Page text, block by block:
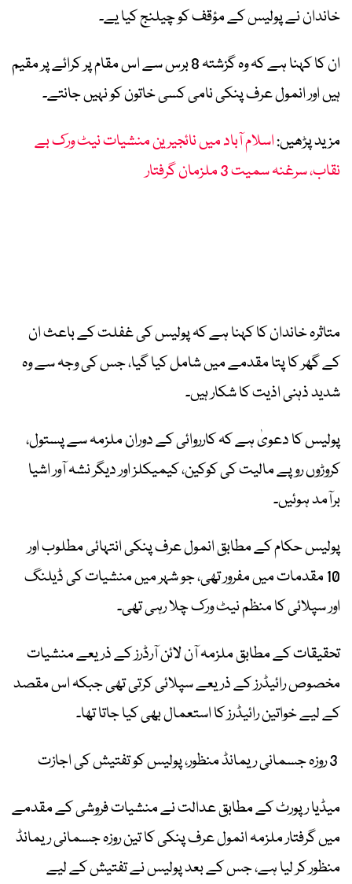
خاندان نے پولیس کے مؤقف کو چیلنج کیا یے۔
ان کا کہنا ہے کہ وہ گزشتہ 8 برس سے اس مقام پر کرائے پر مقیم
ہیں اور انمول عرف پنکی نامی کسی خاتون کو نہیں جانتے۔
مزید پڑھیں:اسلام آباد میں نائجیرین منشیات نیٹ ورک بے
نقاب، سرغنہ سمیت 3 ملزمان گرفتار
متاثرہ خاندان کا کہنا ہے کہ پولیس کی غفلت کے باعث ان
کے گھر کا پتا مقدمے میں شامل کیا گیا، جس کی وجہ سے وہ
شدید ذہنی اذیت کا شکار ہیں۔
پولیس کا دعویٰ ہے کہ کارروائی کے دوران ملزمہ سے پستول،
کروڑوں روپے مالیت کی کوکین، کیمیکلز اور دیگر نشہ آور اشیا
برآمد ہوئیں۔
پولیس حکام کے مطابق انمول عرف پنکی انتہائی مطلوب اور
10 مقدمات میں مفرور تھی، جو شہر میں منشیات کی ڈیلنگ
اور سپلائی کا منظم نیٹ ورک چلا رہی تھی۔
تحقیقات کے مطابق ملزمہ آن لائن آرڈرز کے ذریعے منشیات
مخصوص رائیڈرز کے ذریعے سپلائی کرتی تھی جبکہ اس مقصد
کے لیے خواتین رائیڈرز کا استعمال بھی کیا جاتا تھا۔
میڈیا رپورٹ کے مطابق عدالت نے منشیات فروشی کے مقدمے
میں گرفتار ملزمہ انمول عرف پنکی کا تین روزہ جسمانی ریمانڈ
منظور کر لیا ہے، جس کے بعد پولیس نے تفتیش کے لیے